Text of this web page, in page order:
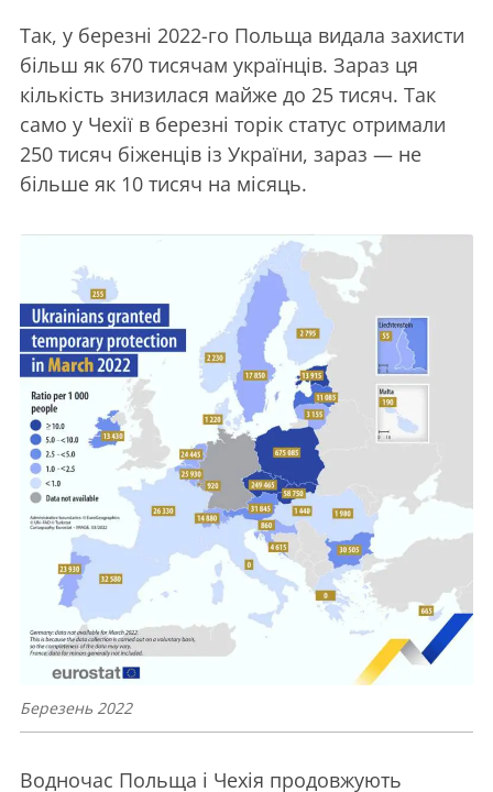
Так, у березні 2022-го Польща видала захисти
більш як 670 тисячам українців. Зараз ця
кількість знизилася майже до 25 тисяч. Так
само у Чехії в березні торік статус отримали
250 тисяч біженців із України, зараз — не
більше як 10 тисяч на місяць.
Березень 2022
Водночас Польща і Чехія продовжують